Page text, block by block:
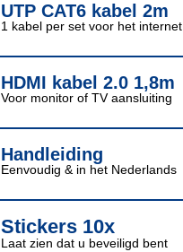
UTP CAT6 kabel 2m
1 kabel per set voor het internet
HDMI kabel 2.0 1,8m
Voor monitor of TV aansluiting
Handleiding
Eenvoudig & in het Nederlands
Stickers 10x
Laat zien dat u beveiligd bent